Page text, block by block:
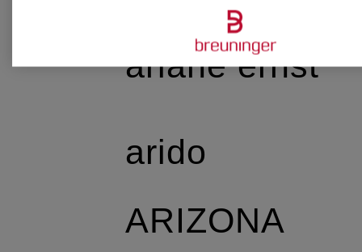
ariane ernst
arido
ARIZONA